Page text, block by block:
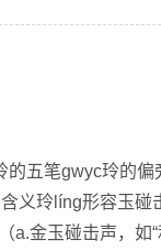
的五笔gwyc玲的偏
义玲líng形容玉碰
a.金玉碰击声，如